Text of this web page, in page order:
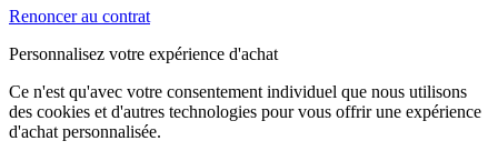
Renoncer au contrat
Personnalisez votre expérience d'achat
Ce n'est qu'avec votre consentement individuel que nous utilisons
des cookies et d'autres technologies pour vous offrir une expérience
d'achat personnalisée.